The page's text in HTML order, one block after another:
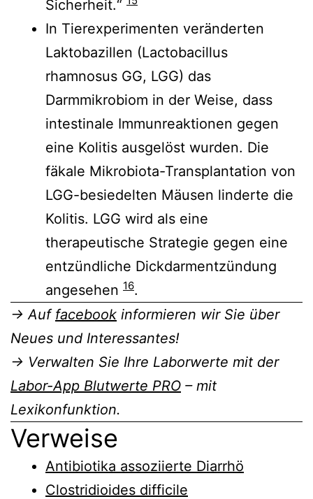
Sicherheit.“
In Tierexperimenten veränderten
Laktobazillen (Lactobacillus
rhamnosus GG, LGG) das
Darmmikrobiom in der Weise, dass
intestinale Immunreaktionen gegen
eine Kolitis ausgelöst wurden. Die
fäkale Mikrobiota-Transplantation von
LGG-besiedelten Mäusen linderte die
Kolitis. LGG wird als eine
therapeutische Strategie gegen eine
entzündliche Dickdarmentzündung
angesehen 16.
→ Auf facebook informieren wir Sie über
Neues und Interessantes!
→ Verwalten Sie Ihre Laborwerte mit der
Labor-App Blutwerte PRO – mit
Lexikonfunktion.
Verweise
Antibiotika assoziierte Diarrhö
Clostridioides difficile